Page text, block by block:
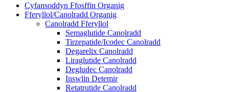
Cyfansoddyn Ffosffin Organig
Fferyllol/Canolradd Organig
Canolradd Fferyllol
Semaglutide Canolradd
Tirzepatide/Icodec Canolradd
Degarelix Canolradd
Liraglutide Canolradd
Degludec Canolradd
Inswlin Detemir
Retatrutide Canolradd